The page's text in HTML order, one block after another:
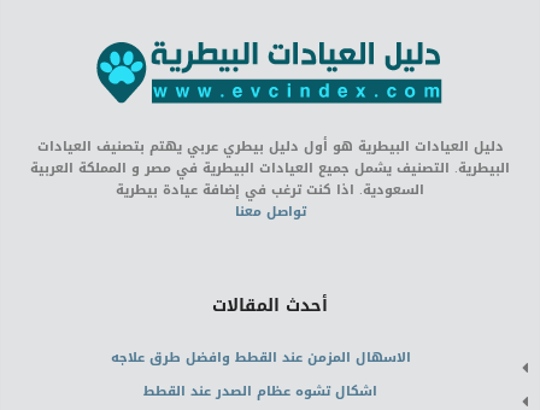
دليل العيادات البيطرية هو أول دليل بيطري عربي يهتم بتصنيف العيادات
البيطرية. التصنيف يشمل جميع العيادات البيطرية في مصر و المملكة العربية
السعودية. اذا كنت ترغب في إضافة عيادة بيطرية
تواصل معنا
أحدث المقالات
الاسهال المزمن عند القطط وافضل طرق علاجه
اشكال تشوه عظام الصدر عند القطط